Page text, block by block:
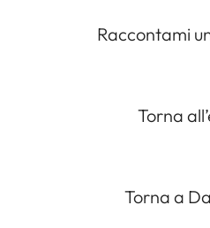
Raccontami
Torna
Torna a